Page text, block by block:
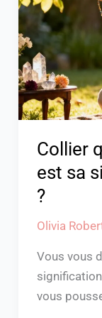
Collier
est sa
?
Olivia
Vous vous
vous
Quelle
est
sa
signification
spirituelle
?